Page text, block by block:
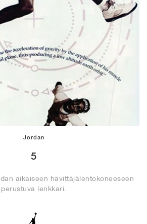
Jordan
5
aikaiseen hävittäjälentokoneeseen
perustuva lenkkari.